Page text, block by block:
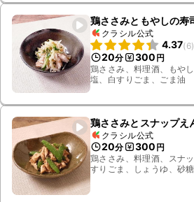
鶏ささみともやしの寿
クラシル公式
4.37(6)
20分 300 円
鶏ささみ、料理酒、もや
塩、白すりごま、ごま油
鶏ささみとスナップえ
クラシル公式
20分 300 円
鶏ささみ、料理酒、スナ
すりごま、しょうゆ、砂糖